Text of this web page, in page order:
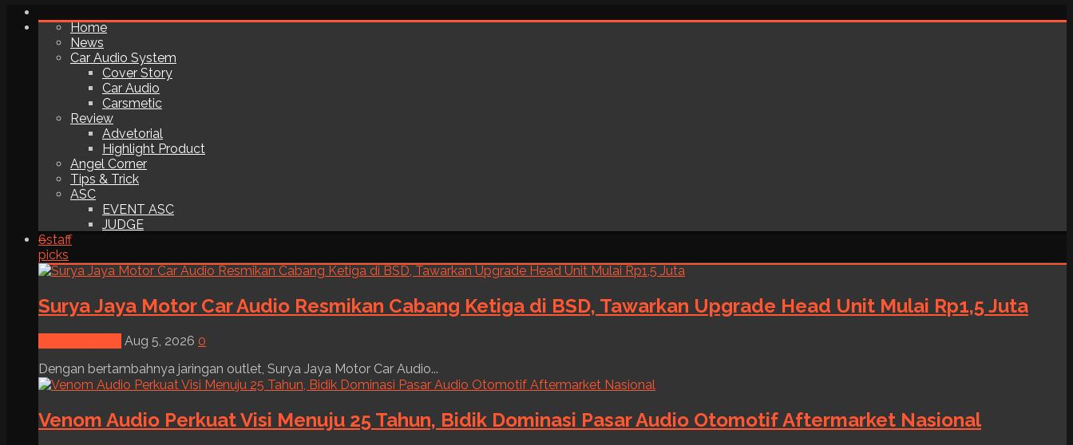
Home
News
Car Audio System
Cover Story
Car Audio
Carsmetic
Review
Advetorial
Highlight Product
Angel Corner
Tips & Trick
ASC
EVENT ASC
JUDGE
6staff
picks
Surya Jaya Motor Car Audio Resmikan Cabang Ketiga di BSD, Tawarkan Upgrade Head Unit Mulai Rp1,5 Juta
Aug 5, 2026 0
Dengan bertambahnya jaringan outlet, Surya Jaya Motor Car Audio...
Venom Audio Perkuat Visi Menuju 25 Tahun, Bidik Dominasi Pasar Audio Otomotif Aftermarket Nasional